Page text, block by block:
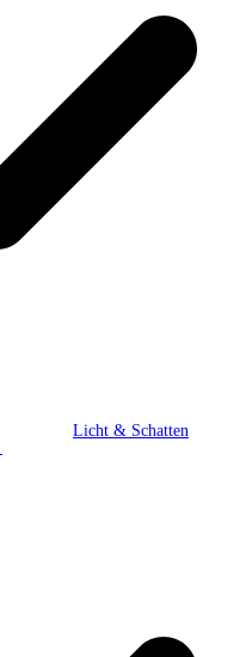
Licht & Schatten